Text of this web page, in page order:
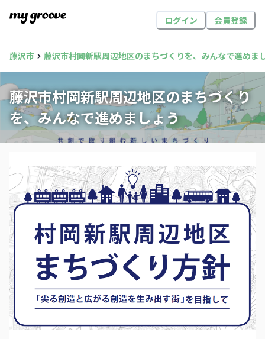
ログイン 会員登録
藤沢市 藤沢市村岡新駅周辺地区のまちづくりを、みんなで進めま
藤沢市村岡新駅周辺地区のまちづくり
を、みんなで進めましょう